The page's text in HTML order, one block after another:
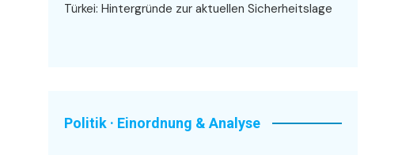
Türkei: Hintergründe zur aktuellen Sicherheitslage
Politik · Einordnung & Analyse